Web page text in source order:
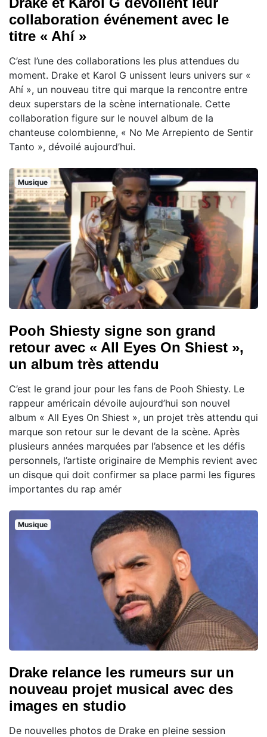
collaboration événement avec le
titre « Ahí »
C’est l’une des collaborations les plus attendues du
moment. Drake et Karol G unissent leurs univers sur «
Ahí », un nouveau titre qui marque la rencontre entre
deux superstars de la scène internationale. Cette
collaboration figure sur le nouvel album de la
chanteuse colombienne, « No Me Arrepiento de Sentir
Tanto », dévoilé aujourd’hui.
Musique
Pooh Shiesty signe son grand
retour avec « All Eyes On Shiest »,
un album très attendu
C’est le grand jour pour les fans de Pooh Shiesty. Le
rappeur américain dévoile aujourd’hui son nouvel
album « All Eyes On Shiest », un projet très attendu qui
marque son retour sur le devant de la scène. Après
plusieurs années marquées par l’absence et les défis
personnels, l’artiste originaire de Memphis revient avec
un disque qui doit confirmer sa place parmi les figures
importantes du rap amér
Musique
Drake relance les rumeurs sur un
nouveau projet musical avec des
images en studio
De nouvelles photos de Drake en pleine session